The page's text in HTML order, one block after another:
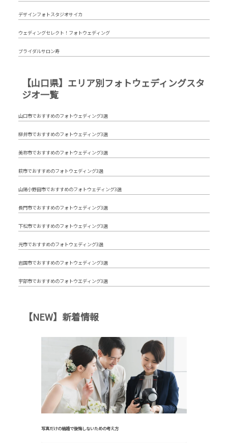
デザインフォトスタジオサイカ
ウェディングセレクト！フォトウェディング
ブライダルサロン寿
【山口県】エリア別フォトウェディングスタ
ジオ一覧
山口市でおすすめのフォトウェディング3選
柳井市でおすすめのフォトウェディング3選
美祢市でおすすめのフォトウェディング3選
萩市でおすすめのフォトウェディング3選
山陽小野田市でおすすめのフォトウェディング3選
長門市でおすすめのフォトウェディング3選
下松市でおすすめのフォトウェディング3選
光市でおすすめのフォトウェディング3選
岩国市でおすすめのフォトウェディング3選
宇部市でおすすめのフォトウエディング3選
【NEW】新着情報
写真だけの結婚で後悔しないための考え方